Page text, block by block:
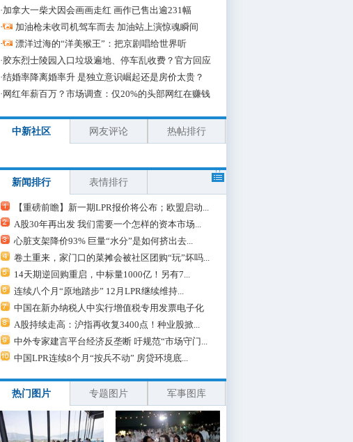
·加拿大一柴犬因会画画走红 画作已售出逾231幅
·
加油枪未收司机驾车而去 加油站上演惊魂瞬间
·
漂洋过海的“洋美猴王”：把京剧唱给世界听
·胶东烈士陵园入口垃圾遍地、停车乱收费？官方回应
·结婚率降离婚率升 是独立意识崛起还是房价太贵？
· 网红年薪百万？市场调查：仅20%的头部网红在赚钱
中新社区 网友评论 热帖排行
新闻排行 表情排行
【重磅前瞻】新一期LPR报价将公布；欧盟启动...
A股30年再出发 我们需要一个怎样的资本市场...
心脏支架降价93% 巨量“水分”是如何挤出去...
卷土重来，家门口的菜摊会被社区团购“玩”坏吗...
14天期逆回购重启，中标量1000亿！另有7...
连续八个月“原地踏步” 12月LPR继续维持...
中国在新办纳税人中实行增值税专用发票电子化
A股持续走高：沪指再收复3400点！种业股掀...
中外专家建言平台经济反垄断 吁规范“市场守门...
中国LPR连续8个月“按兵不动” 房贷环境底...
热门图片 专题图片 军事图库